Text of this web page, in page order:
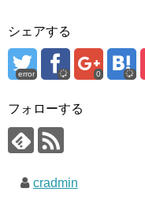
シェアする
error 0
フォローする
cradmin